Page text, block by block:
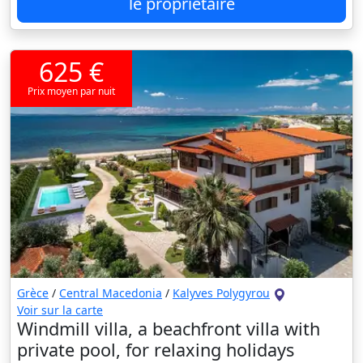
625 €
Prix moyen par nuit
Grèce / Central Macedonia / Kalyves Polygyrou
Voir sur la carte
Windmill villa, a beachfront villa with
private pool, for relaxing holidays